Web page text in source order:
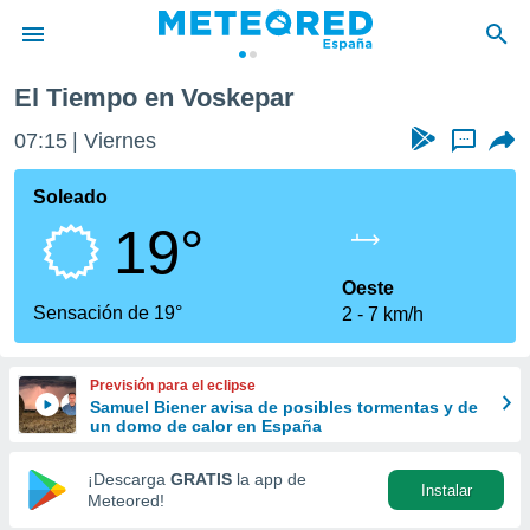
de
por
que se
calidad.
a este
las
y
forma
digital
basada
El Tiempo en Voskepar
07:15 Viernes ...
Soleado
19°
Sensación de 19°
Oeste
2
7 km/h
Previsión para el eclipse
Samuel Biener avisa de posibles tormentas y de
un domo de calor en España
¡Descarga GRATIS la app de
Meteored!
Instalar